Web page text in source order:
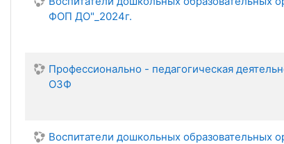
ФОП ДО"_2024г.
Профессионально - педагогическая
ОЗФ
Воспитатели дошкольных образовательных